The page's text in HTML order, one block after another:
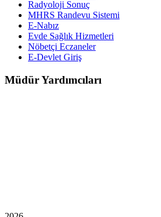
Radyoloji Sonuç
MHRS Randevu Sistemi
E-Nabız
Evde Sağlık Hizmetleri
Nöbetçi Eczaneler
E-Devlet Giriş
Müdür Yardımcıları